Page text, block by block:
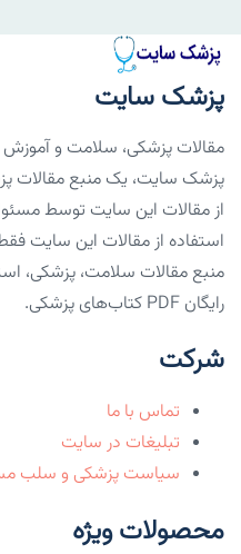
پزشک سایت
مقالات پزشکی، سلامت و آموزش
پزشک سایت، یک منبع
از مقالات این سایت توسط
استفاده از مقالات این سایت
منبع مقالات سلامت، پزشکی،
رایگان PDF کتاب‌های پزشکی.
شرکت
تماس با ما
تبلیغات در سایت
سیاست پزشکی و سلب
محصولات ویژه